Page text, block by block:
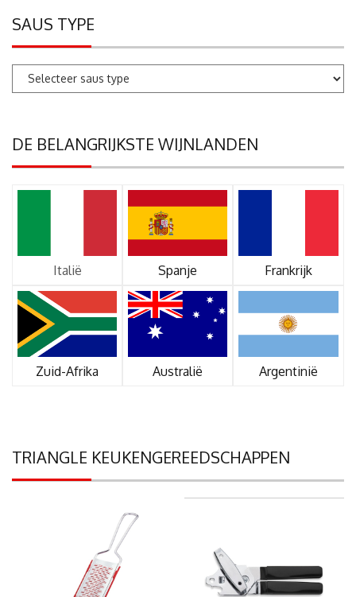
SAUS TYPE
DE BELANGRIJKSTE WIJNLANDEN
Italië Spanje Frankrijk
Zuid-Afrika Australië Argentinië
TRIANGLE KEUKENGEREEDSCHAPPEN